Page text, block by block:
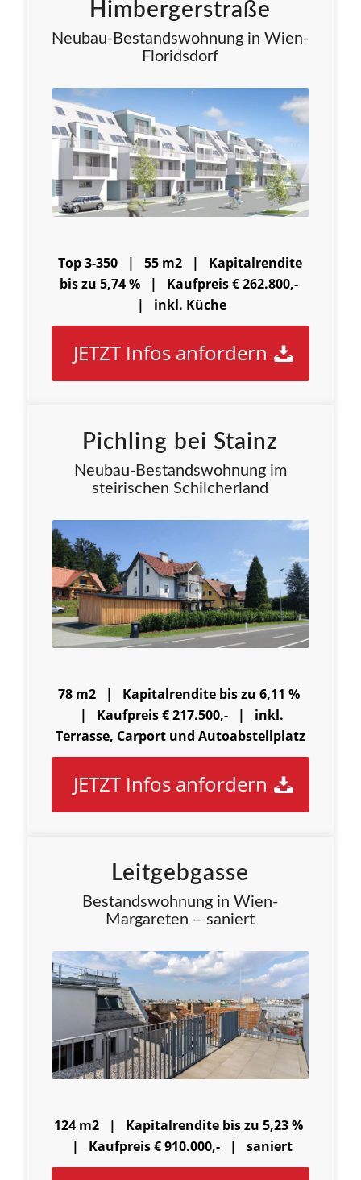
Himbergerstraße
Neubau-Bestandswohnung in Wien-
Floridsdorf
Top 3-350 | 55 m2 | Kapitalrendite
bis zu 5,74 % | Kaufpreis € 262.800,-
| inkl. Küche
JETZT Infos anfordern
Pichling bei Stainz
Neubau-Bestandswohnung im
steirischen Schilcherland
78 m2 | Kapitalrendite bis zu 6,11 %
| Kaufpreis € 217.500,- | inkl.
Terrasse, Carport und Autoabstellplatz
JETZT Infos anfordern
Leitgebgasse
Bestandswohnung in Wien-
Margareten – saniert
124 m2 | Kapitalrendite bis zu 5,23 %
| Kaufpreis € 910.000,- | saniert